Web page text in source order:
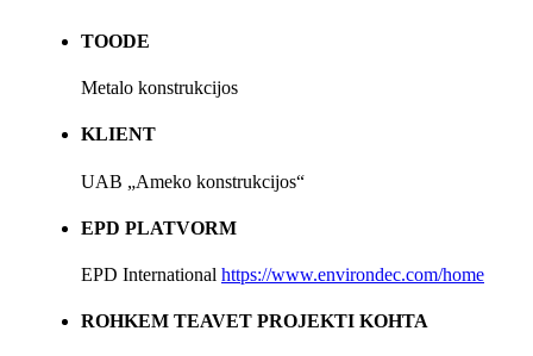
TOODE
Metalo konstrukcijos
KLIENT
UAB „Ameko konstrukcijos“
EPD PLATVORM
EPD International https://www.environdec.com/home
ROHKEM TEAVET PROJEKTI KOHTA